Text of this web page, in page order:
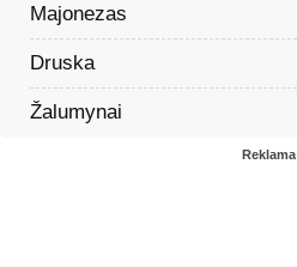
Majonezas
Druska
Žalumynai
Reklama